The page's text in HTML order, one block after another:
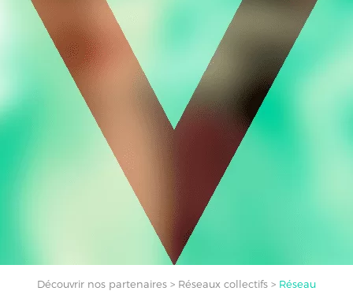
Découvrir nos partenaires > Réseaux collectifs > Réseau